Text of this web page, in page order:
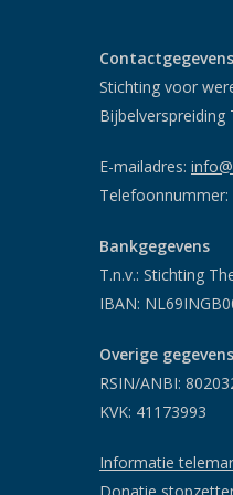
Contactgegevens
Stichting voor
Bijbelverspreiding
E-mailadres:
Telefoonnummer:
Bankgegevens
T.n.v.: Stichting
IBAN:
Overige gegevens
RSIN/ANBI:
KVK: 41173993
Informatie